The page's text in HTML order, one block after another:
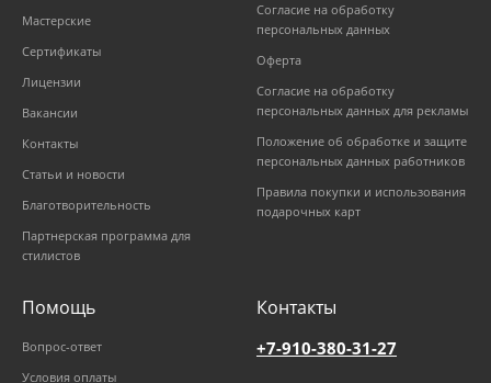
Мастерские
Сертификаты
Лицензии
Вакансии
Контакты
Статьи и новости
Благотворительность
Партнерская программа для
стилистов
Согласие на обработку
персональных данных
Оферта
Согласие на обработку
персональных данных для рекламы
Положение об обработке и защите
персональных данных работников
Правила покупки и использования
подарочных карт
Помощь
Вопрос-ответ
Условия оплаты
Контакты
+7-910-380-31-27